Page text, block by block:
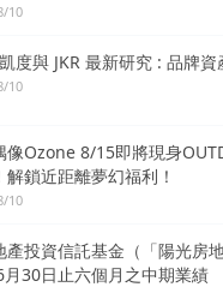
10
度與 JKR 最新研究 : 品牌
10
像Ozone 8/15即將現身
解鎖近距離夢幻福利！
10
產投資信託基金（「陽光房
30日止六個月之中期業績